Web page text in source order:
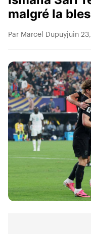
malgré la
Par Marcel Dupuyjuin